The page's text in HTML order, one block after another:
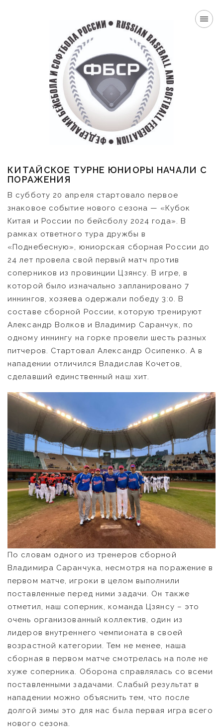
КИТАЙСКОЕ ТУРНЕ ЮНИОРЫ НАЧАЛИ С
ПОРАЖЕНИЯ
В субботу 20 апреля стартовало первое
знаковое событие нового сезона — «Кубок
Китая и России по бейсболу 2024 года». В
рамках ответного тура дружбы в
«Поднебесную», юниорская сборная России до
24 лет провела свой первый матч против
соперников из провинции Цзянсу. В игре, в
которой было изначально запланировано 7
иннингов, хозяева одержали победу 3:0. В
составе сборной России, которую тренируют
Александр Волков и Владимир Саранчук, по
одному иннингу на горке провели шесть разных
питчеров. Стартовал Александр Осипенко. А в
нападении отличился Владислав Кочетов,
сделавший единственный наш хит.
По словам одного из тренеров сборной
Владимира Саранчука, несмотря на поражение в
первом матче, игроки в целом выполнили
поставленные перед ними задачи. Он также
отметил, наш соперник, команда Цзянсу – это
очень организованный коллектив, один из
лидеров внутреннего чемпионата в своей
возрастной категории. Тем не менее, наша
сборная в первом матче смотрелась на поле не
хуже соперника. Оборона справлялась со всеми
поставленными задачами. Слабый результат в
нападении можно объяснить тем, что после
долгой зимы это для нас была первая игра всего
нового сезона.